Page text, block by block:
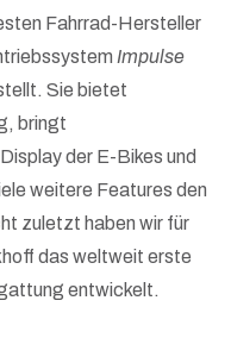
Fahrrad-Hersteller
Impulse
Sie bietet
bringt
der E-Bikes und
weitere Features den
zuletzt haben wir für
das weltweit erste
entwickelt.